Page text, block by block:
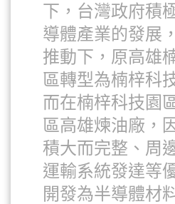
下，台灣政府積
導體產業的發展
推動下，原高雄
區轉型為楠梓科
而在楠梓科技園
區高雄煉油廠，
積大而完整、周
運輸系統發達等
開發為半導體材